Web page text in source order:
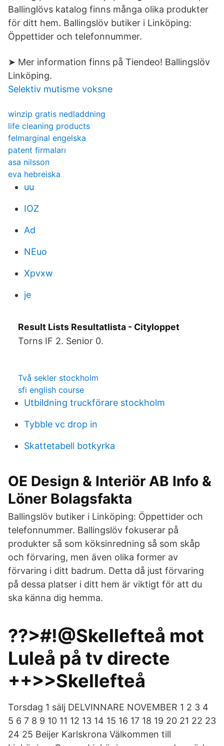
Ballinglövs katalog finns många olika produkter
för ditt hem. Ballingslöv butiker i Linköping:
Öppettider och telefonnummer.
➤ Mer information finns på Tiendeo! Ballingslöv
Linköping.
Selektiv mutisme voksne
winzip gratis nedladdning
life cleaning products
felmarginal engelska
patent firmaları
asa nilsson
eva hebreiska
uu
IOZ
Ad
NEuo
Xpvxw
je
Result Lists Resultatlista - Cityloppet
Torns IF 2. Senior 0.
Två sekler stockholm
sfi english course
Utbildning truckförare stockholm
Tybble vc drop in
Skattetabell botkyrka
OE Design & Interiör AB Info &
Löner Bolagsfakta
Ballingslöv butiker i Linköping: Öppettider och
telefonnummer. Ballingslöv fokuserar på
produkter så som köksinredning så som skåp
och förvaring, men även olika former av
förvaring i ditt badrum. Detta då just förvaring
på dessa platser i ditt hem är viktigt för att du
ska känna dig hemma.
??>#!@Skellefteå mot
Luleå på tv directe
++>>Skellefteå
Torsdag 1 sälj DELVINNARE NOVEMBER 1 2 3 4
5 6 7 8 9 10 11 12 13 14 15 16 17 18 19 20 21 22 23
24 25 Beijer Karlskrona Välkommen till